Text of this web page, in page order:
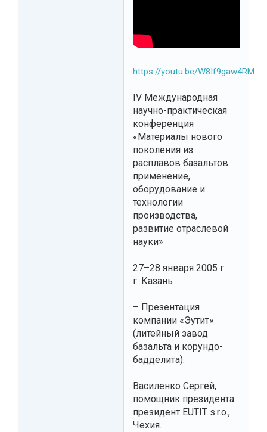
https://youtu.be/W8If9gaw4RM
IV Международная
научно-практическая
конференция
«Материалы нового
поколения из
расплавов базальтов:
применение,
оборудование и
технологии
производства,
развитие отраслевой
науки»
27–28 января 2005 г.
г. Казань
– Презентация
компании «Эутит»
(литейный завод
базальта и корундо-
бадделита).
Василенко Сергей,
помощник президента
президент EUTIT s.r.o.,
Чехия.